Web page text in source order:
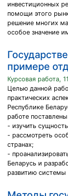
инвестиционных
помощи этого
решение многих
особое значение
примере
Курсовая работа,
Целью данной
практических
Республике
работе
- изучить
- рассмотреть
странах;
-
Беларусь и
развитию системы